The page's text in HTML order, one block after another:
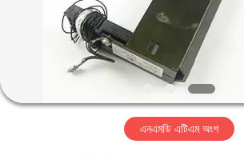
কারখানা
এনএমডি এটিএম অংশ